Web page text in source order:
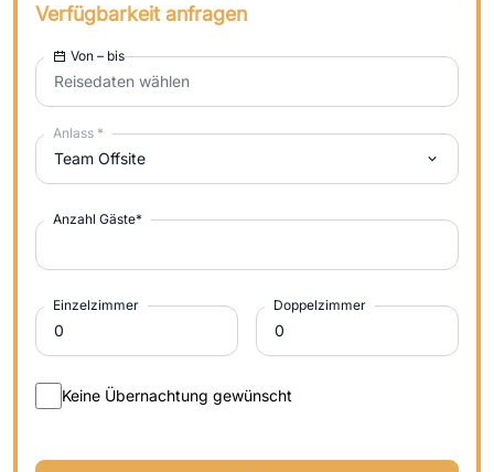
Verfügbarkeit anfragen
Reisedaten wählen
Von – bis
Team Offsite
Anlass *
Anzahl Gäste*
Einzelzimmer Doppelzimmer
Keine Übernachtung gewünscht